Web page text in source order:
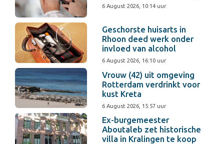
6 August 2026, 10:14 uur
Geschorste huisarts in
Rhoon deed werk onder
invloed van alcohol
6 August 2026, 16:10 uur
Vrouw (42) uit omgeving
Rotterdam verdrinkt voor
kust Kreta
6 August 2026, 15:57 uur
Ex-burgemeester
Aboutaleb zet historische
villa in Kralingen te koop